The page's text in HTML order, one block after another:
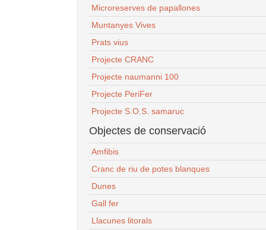
Microreserves de papallones
Muntanyes Vives
Prats vius
Projecte CRANC
Projecte naumanni 100
Projecte PeriFer
Projecte S.O.S. samaruc
Objectes de conservació
Amfibis
Cranc de riu de potes blanques
Dunes
Gall fer
Llacunes litorals